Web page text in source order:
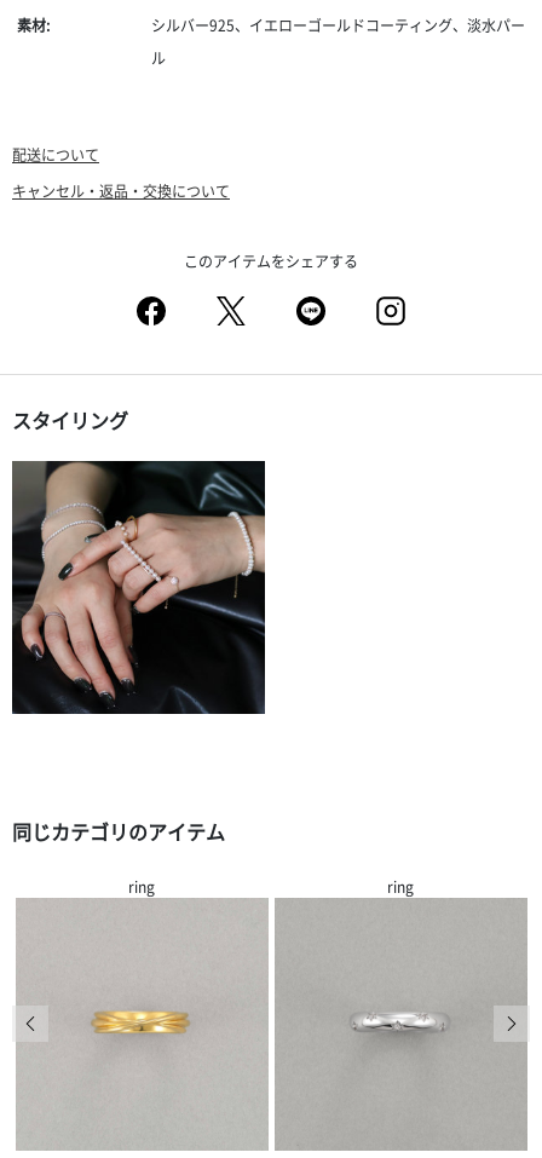
素材:
シルバー925、イエローゴールドコーティング、淡水パー
ル
配送について
キャンセル・返品・交換について
このアイテムをシェアする
スタイリング
同じカテゴリのアイテム
ring ring
前の画像 次